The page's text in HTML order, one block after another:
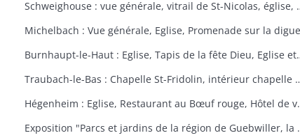
Schweighouse :
Michelbach : Vue générale, Eglise, Promenade sur la digue
Burnhaupt-le-Haut :
Traubach-le-Bas : Chapelle St-
Hégenheim :
Exposition "Parcs et jardins de la région